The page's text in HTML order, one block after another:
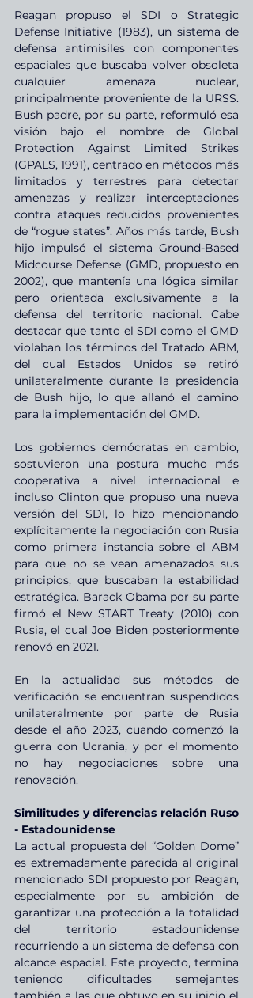
Reagan propuso el SDI o Strategic
Defense Initiative (1983), un sistema de
defensa antimisiles con componentes
espaciales que buscaba volver obsoleta
cualquier amenaza nuclear,
principalmente proveniente de la URSS.
Bush padre, por su parte, reformuló esa
visión bajo el nombre de Global
Protection Against Limited Strikes
(GPALS, 1991), centrado en métodos más
limitados y terrestres para detectar
amenazas y realizar interceptaciones
contra ataques reducidos provenientes
de “rogue states”. Años más tarde, Bush
hijo impulsó el sistema Ground-Based
Midcourse Defense (GMD, propuesto en
2002), que mantenía una lógica similar
pero orientada exclusivamente a la
defensa del territorio nacional. Cabe
destacar que tanto el SDI como el GMD
violaban los términos del Tratado ABM,
del cual Estados Unidos se retiró
unilateralmente durante la presidencia
de Bush hijo, lo que allanó el camino
para la implementación del GMD.
Los gobiernos demócratas en cambio,
sostuvieron una postura mucho más
cooperativa a nivel internacional e
incluso Clinton que propuso una nueva
versión del SDI, lo hizo mencionando
explícitamente la negociación con Rusia
como primera instancia sobre el ABM
para que no se vean amenazados sus
principios, que buscaban la estabilidad
estratégica. Barack Obama por su parte
firmó el New START Treaty (2010) con
Rusia, el cual Joe Biden posteriormente
renovó en 2021.
En la actualidad sus métodos de
verificación se encuentran suspendidos
unilateralmente por parte de Rusia
desde el año 2023, cuando comenzó la
guerra con Ucrania, y por el momento
no hay negociaciones sobre una
renovación.
Similitudes y diferencias relación Ruso
- Estadounidense
La actual propuesta del “Golden Dome”
es extremadamente parecida al original
mencionado SDI propuesto por Reagan,
especialmente por su ambición de
garantizar una protección a la totalidad
del territorio estadounidense
recurriendo a un sistema de defensa con
alcance espacial. Este proyecto, termina
teniendo dificultades semejantes